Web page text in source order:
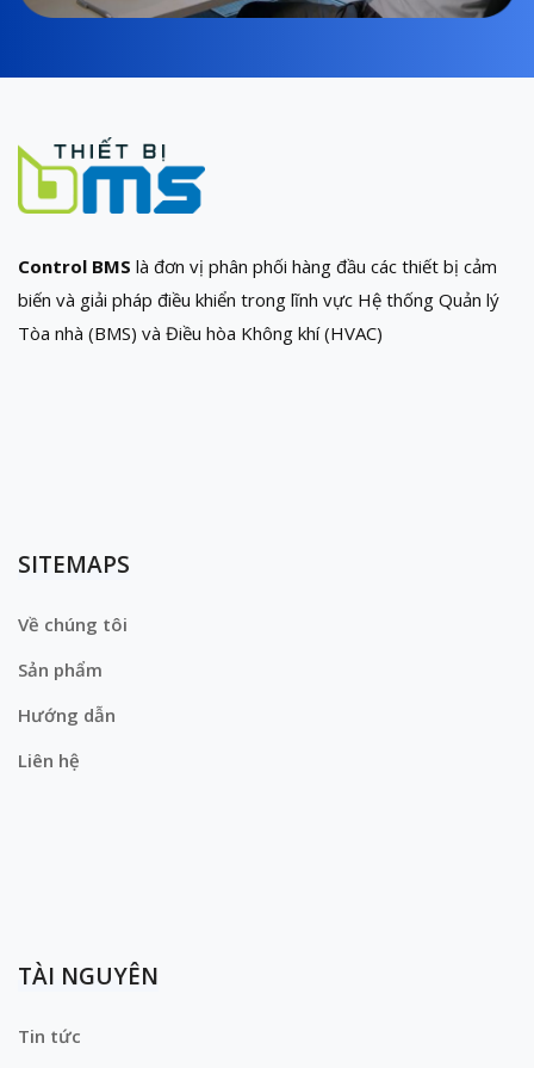
Control BMS là đơn vị phân phối hàng đầu các thiết bị cảm
biến và giải pháp điều khiển trong lĩnh vực Hệ thống Quản lý
Tòa nhà (BMS) và Điều hòa Không khí (HVAC)
SITEMAPS
Về chúng tôi
Sản phẩm
Hướng dẫn
Liên hệ
TÀI NGUYÊN
Tin tức